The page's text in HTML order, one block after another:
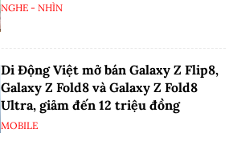
NGHE - NHÌN
Di Động Việt mở bán Galaxy Z Flip8,
Galaxy Z Fold8 và Galaxy Z Fold8
Ultra, giảm đến 12 triệu đồng
MOBILE